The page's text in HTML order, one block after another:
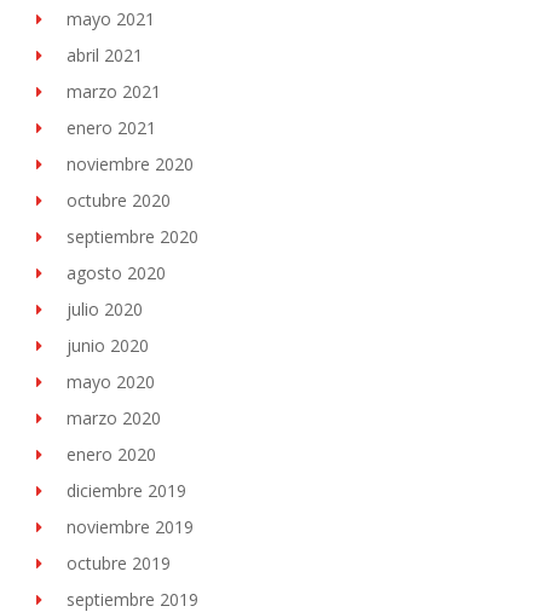
mayo 2021
abril 2021
marzo 2021
enero 2021
noviembre 2020
octubre 2020
septiembre 2020
agosto 2020
julio 2020
junio 2020
mayo 2020
marzo 2020
enero 2020
diciembre 2019
noviembre 2019
octubre 2019
septiembre 2019